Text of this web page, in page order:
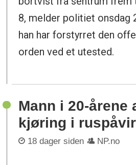
8, melder politiet onsdag
han har forstyrret den
orden ved et utested.
Mann i 20-årene
kjøring i
18 dager siden NP.no